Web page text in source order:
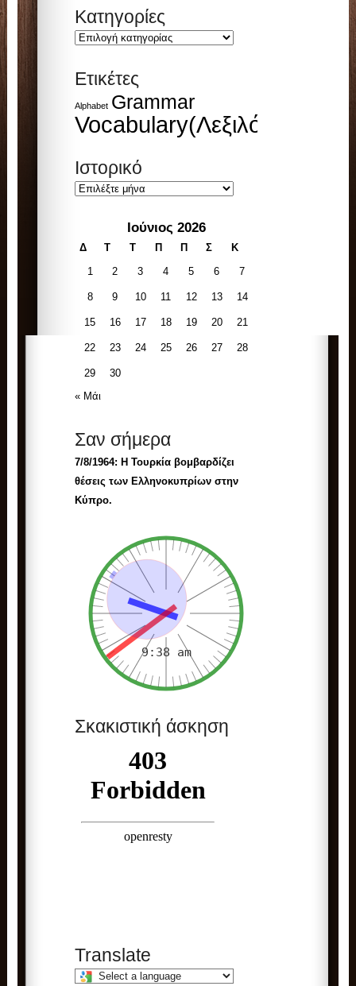
Kατηγορίες
Kατηγορίες
Ετικέτες
Alphabet Grammar
Vocabulary(Λεξιλόγιο)
Ιστορικό
Ιστορικό
Ιούνιος 2026
Δ Τ Τ Π Π Σ
Κ
1
2 3 4 5 6 7
8 9 10 11 12 13 14
15 16 17 18 19 20 21
22 23 24 25 26 27 28
29
30
« Μάι
Σαν σήμερα
7/8/1964: Η Τουρκία βομβαρδίζει
θέσεις των Ελληνοκυπρίων στην
Κύπρο.
Σκακιστική άσκηση
Translate
Select